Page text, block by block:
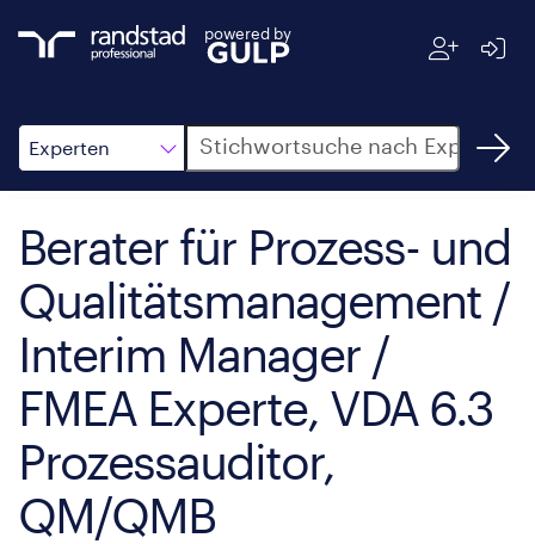
powered by
Experten
Suche
Berater für Prozess- und
Qualitätsmanagement /
Interim Manager /
FMEA Experte, VDA 6.3
Prozessauditor,
QM/QMB